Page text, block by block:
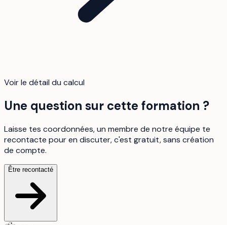
Voir le détail du calcul
Une question sur cette formation ?
Laisse tes coordonnées, un membre de notre équipe te
recontacte pour en discuter, c'est gratuit, sans création
de compte.
Être recontacté